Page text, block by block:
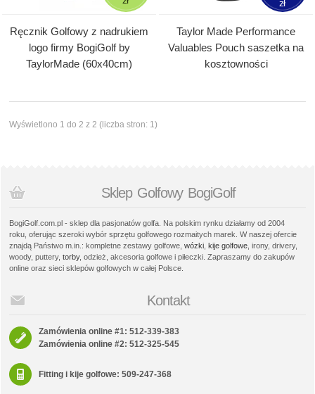
Ręcznik Golfowy z nadrukiem
logo firmy BogiGolf by
TaylorMade (60x40cm)
Taylor Made Performance
Valuables Pouch saszetka na
kosztowności
zł
Wyświetlono 1 do 2 z 2 (liczba stron: 1)
Sklep Golfowy BogiGolf
BogiGolf.com.pl - sklep dla pasjonatów golfa. Na polskim rynku działamy od 2004
roku, oferując szeroki wybór sprzętu golfowego rozmaitych marek. W naszej ofercie
znajdą Państwo m.in.: kompletne zestawy golfowe, wózki kije golfowe , irony, drivery,
woody, puttery, torby, odzież, akcesoria golfowe i piłeczki. Zapraszamy do zakupów
online oraz sieci sklepów golfowych w całej Polsce.
Kontakt
Zamówienia online #1: 512-339-383
Zamówienia online #2: 512-325-545
Fitting i kije golfowe: 509-247-368